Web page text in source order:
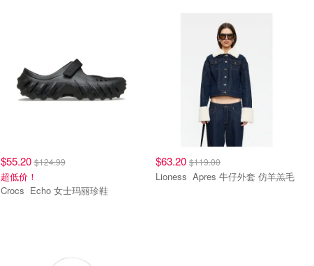
$55.20$124.99
超低价！
Crocs Echo 女士玛丽珍鞋
$63.20 $119.00
Lioness Apres 牛仔外套 仿羊羔毛